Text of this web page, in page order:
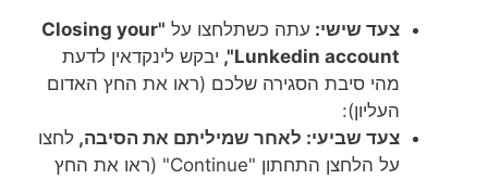
צעד שישי: עתה כשתלחצו על "Closing your
Lunkedin account",
יבקש לינקדאין לדעת
מהי סיבת הסגירה שלכם (ראו את החץ האדום
העליון):
צעד שביעי: לאחר שמיליתם את הסיבה, לחצו
על הלחצן התחתון "Continue" (ראו את החץ